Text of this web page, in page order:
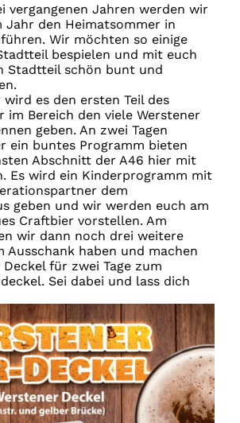
vergangenen Jahren werden wir
Jahr den Heimatsommer in
Wir möchten so einige
bespielen und mit euch
Stadtteil schön bunt und
es den ersten Teil des
im Bereich den viele Werstener
geben. An zwei Tagen
ein buntes Programm bieten
Abschnitt der A46 hier mit
Es wird ein Kinderprogramm mit
dem
geben und wir werden euch am
Craftbier vorstellen. Am
wir dann noch drei weitere
Ausschank haben und machen
für zwei Tage zum
Sei dabei und lass dich